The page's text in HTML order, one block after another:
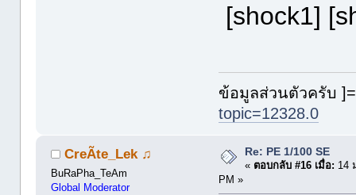
[shock1]
ข้อมูลส่วนตัวครับ
topic=12328.0
CreÃte_Lek ♫
BuRaPha_TeAm
Global Moderator
Re: PE 1/100 SE
« ตอบกลับ #16 เมื่อ: 14
PM »